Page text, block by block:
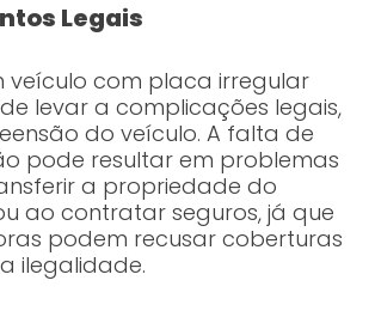
Legais
veículo com placa irregular
levar a complicações legais,
do veículo. A falta de
pode resultar em problemas
a propriedade do
ao contratar seguros, já que
podem recusar coberturas
ilegalidade.